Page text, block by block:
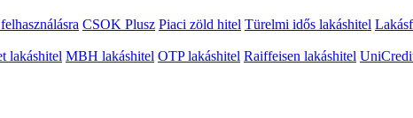
CSOK Plusz Piaci zöld hitel Türelmi idős lakáshitel
lakáshitel MBH lakáshitel OTP lakáshitel Raiffeisen lakáshitel